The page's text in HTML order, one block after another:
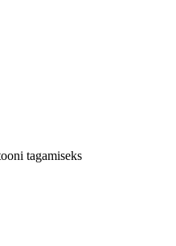
tagamiseks